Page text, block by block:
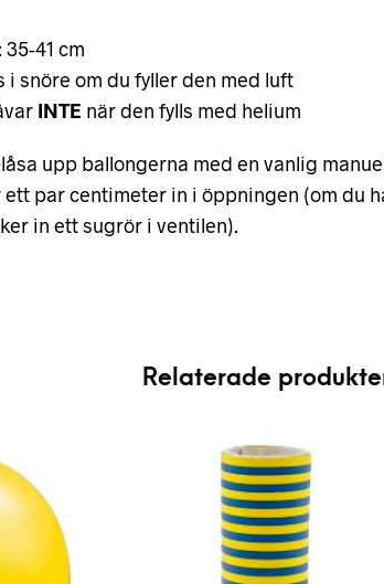
41 cm
i snöre om du fyller den med luft
INTE när den fylls med helium
upp ballongerna med en vanlig
par centimeter in i öppningen (om du
in ett sugrör i ventilen).
Relaterade